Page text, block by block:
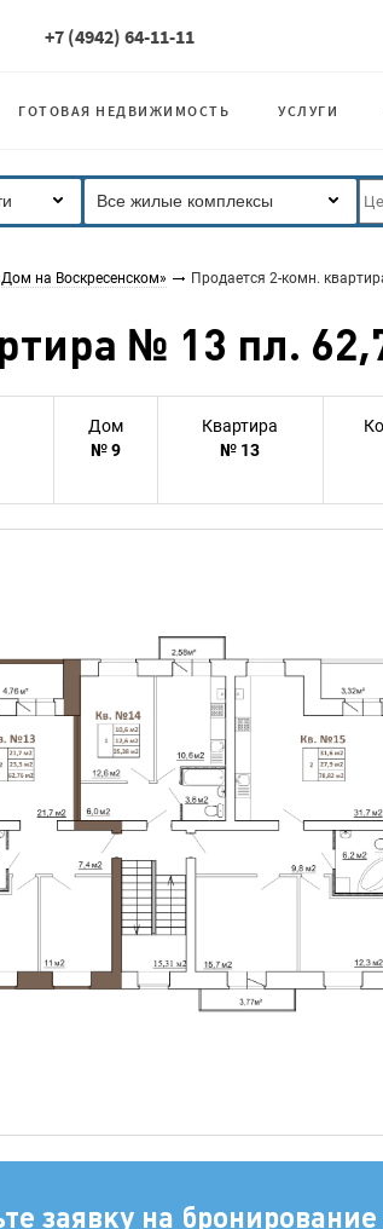
+7 (4942) 64-11-11
ГОТОВАЯ НЕДВИЖИМОСТЬ УСЛУГИ
Все жилые комплексы
на Воскресенском» Продается 2-комн.
№ 13 пл.
Дом
№ 9
Квартира
№ 13
заявку на